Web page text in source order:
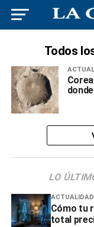
Todos
LO
Cómo tu
total